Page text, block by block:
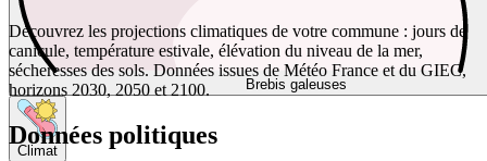
Brebis galeuses
Climat
Découvrez les projections climatiques de votre commune : jours de
canicule, température estivale, élévation du niveau de la mer,
sécheresses des sols. Données issues de Météo France et du GIEC,
horizons 2030, 2050 et 2100.
Données politiques